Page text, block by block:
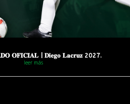
𝐎𝐅𝐈𝐂𝐈𝐀𝐋 | 𝐃𝐢𝐞𝐠𝐨 𝐋𝐚𝐜𝐫𝐮𝐳 2027.
leer más